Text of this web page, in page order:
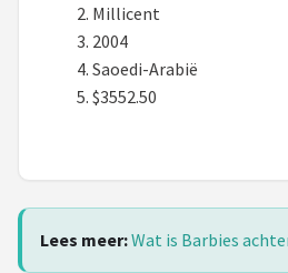
Millicent
2004
Saoedi-Arabië
$3552.50
Lees meer:Wat is Barbies